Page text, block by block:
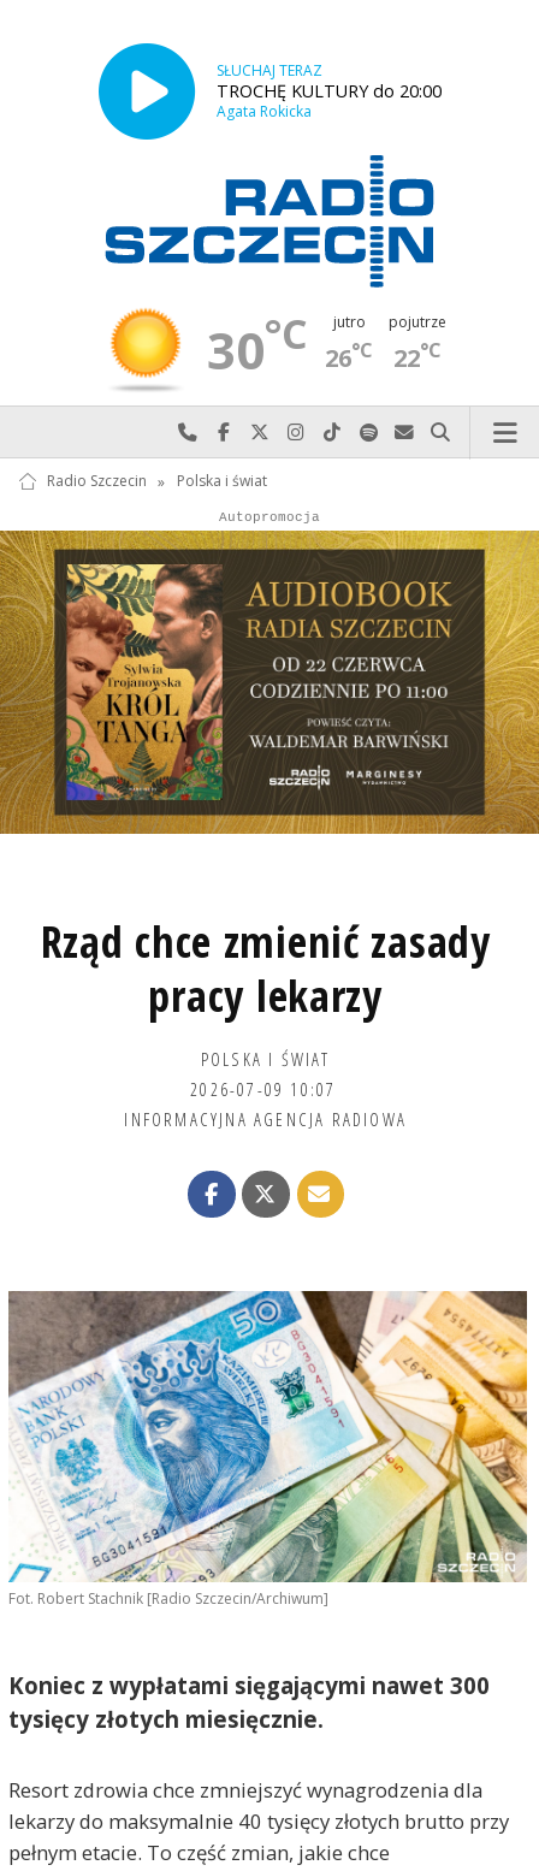
SŁUCHAJ TERAZ
TROCHĘ KULTURY do 20:00
Agata Rokicka
30°C jutro
26°C
pojutrze
22°C
Najlepiej po prostu do nas zadzwoń
Odwiedź nas na Facebook-u
Odwiedź nas na X
Odwiedź nas na Instagram-ie
Odwiedź nas na TikTok-u
Szukaj nas na Spotify
Wyślij do nas
Szukaj
Radio Szczecin » Polska i świat
Reklama
Autopromocja
Rząd chce zmienić zasady
pracy lekarzy
POLSKA I ŚWIAT
2026-07-09 10:07
INFORMACYJNA AGENCJA RADIOWA
Fot. Robert Stachnik [Radio Szczecin/Archiwum]
Koniec z wypłatami sięgającymi nawet 300
tysięcy złotych miesięcznie.
Resort zdrowia chce zmniejszyć wynagrodzenia dla
lekarzy do maksymalnie 40 tysięcy złotych brutto przy
pełnym etacie. To część zmian, jakie chce